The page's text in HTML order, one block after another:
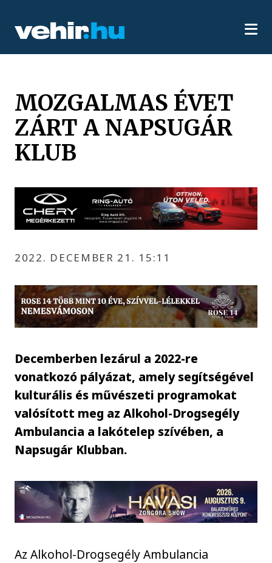
MOZGALMAS ÉVET
ZÁRT A NAPSUGÁR
KLUB
2022. DECEMBER 21. 15:11
Decemberben lezárul a 2022-re
vonatkozó pályázat, amely segítségével
kulturális és művészeti programokat
valósított meg az Alkohol-Drogsegély
Ambulancia a lakótelep szívében, a
Napsugár Klubban.
Az Alkohol-Drogsegély Ambulancia